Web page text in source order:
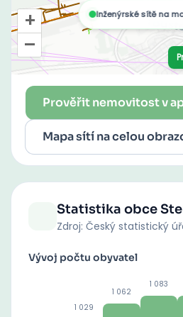
Prověřit nemovitost v
Mapa sítí na celou
Statistika obce
Zdroj: Český statistický
Vývoj počtu obyvatel
1 029
1 062
1 083